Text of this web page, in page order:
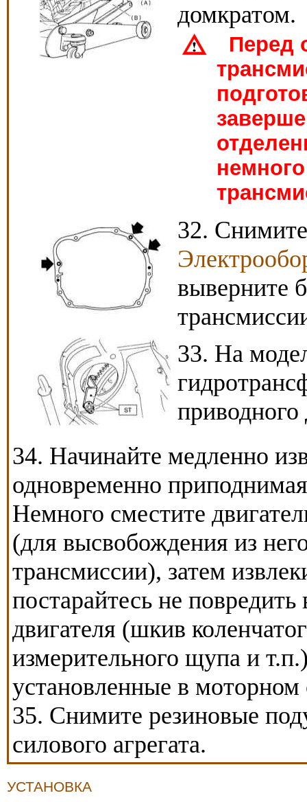
домкратом.
Перед
32.
выверните
33. На
приводного
34. Начинайте медленно
одновременно
Немного сместите
(для высвобождения из
трансмиссии), затем
постарайтесь не
двигателя (шкив
измерительного щупа и
установленные в моторном
35. Снимите резиновые
силового агрегата.
УСТАНОВКА